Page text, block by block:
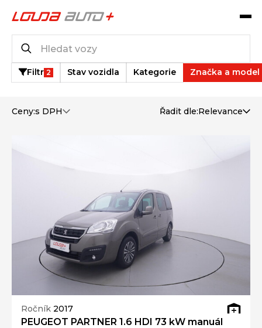
Filtr 2 Stav vozidla Kategorie Značka a model
Ceny:s DPH Řadit dle:Relevance
Ročník 2017
PEUGEOT PARTNER 1.6 HDI 73 kW manuál